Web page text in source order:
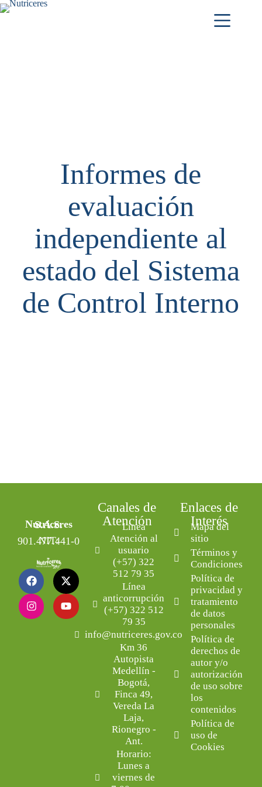
Informes de
evaluación
independiente al
estado del Sistema
de Control Interno​
Nutriceres S.A.S.
NIT: 901.477.441-0
Canales de
Atención
Línea
Atención al
usuario
(+57) 322
512 79 35
Línea
anticorrupción
(+57) 322 512
79 35
info@nutriceres.gov.co
Km 36
Autopista
Medellín -
Bogotá,
Finca 49,
Vereda La
Laja,
Rionegro -
Ant.
Horario:
Lunes a
viernes de
Enlaces de
Interés
Mapa del
sitio
Términos y
Condiciones
Política de
privacidad y
tratamiento
de datos
personales
Política de
derechos de
autor y/o
autorización
de uso sobre
los
contenidos
Política de
uso de
Cookies